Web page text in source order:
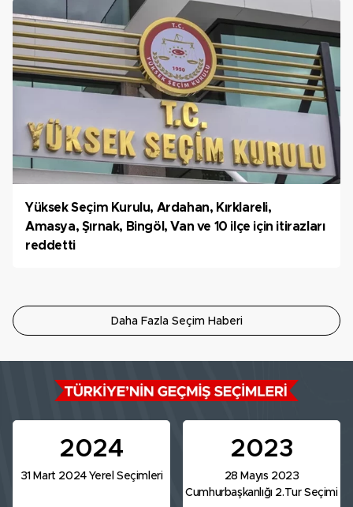
Yüksek Seçim Kurulu, Ardahan, Kırklareli,
Amasya, Şırnak, Bingöl, Van ve 10 ilçe için itirazları
reddetti
Daha Fazla Seçim Haberi
2024
31 Mart 2024 Yerel Seçimleri
2023
28 Mayıs 2023
Cumhurbaşkanlığı 2.Tur Seçimi